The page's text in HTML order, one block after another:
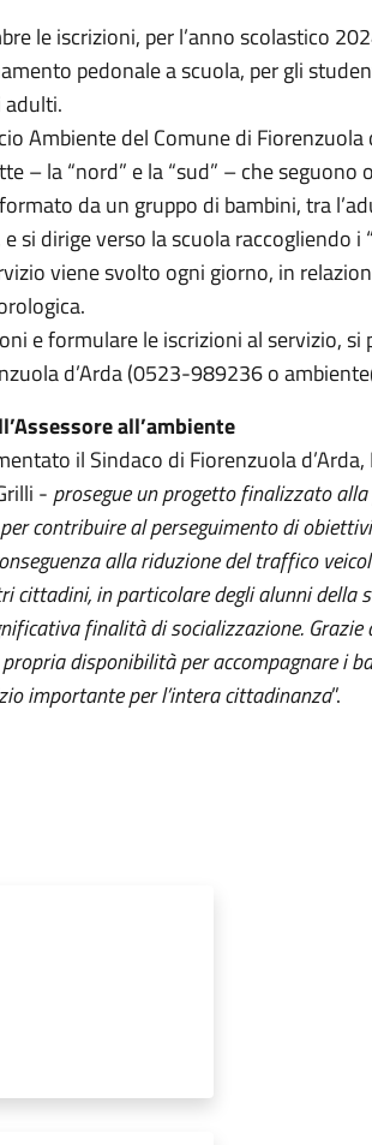
le iscrizioni, per l’anno scolastico
pedonale a scuola, per gli
Ambiente del Comune di
– la “nord” e la “sud” – che seguono
da un gruppo di bambini, tra
si dirige verso la scuola raccogliendo i
viene svolto ogni giorno, in
e formulare le iscrizioni al servizio, si
d’Arda (0523-989236 o
all’ambiente
il Sindaco di Fiorenzuola d’Arda,
- prosegue un progetto finalizzato
contribuire al perseguimento di
alla riduzione del traffico
cittadini, in particolare degli alunni della
finalità di socializzazione.
disponibilità per accompagnare i
importante per l’intera cittadinanza”.